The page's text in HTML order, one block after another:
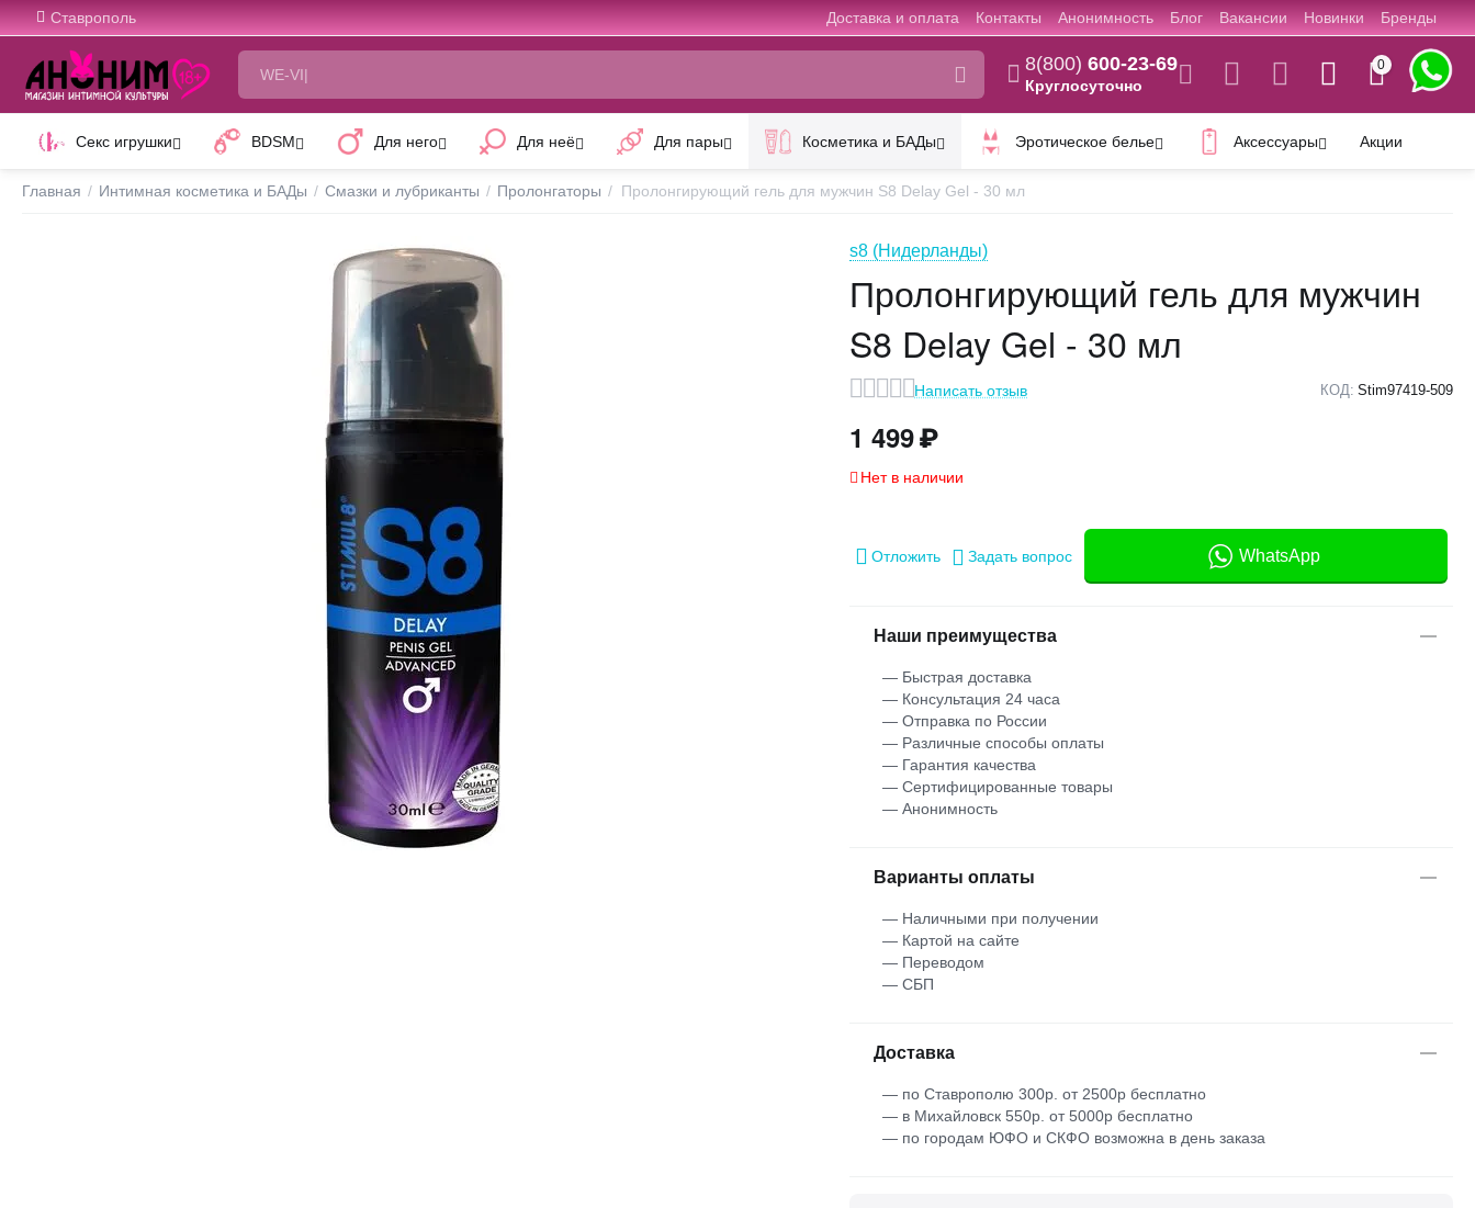
Ставрополь Доставка и оплата Контакты Анонимность Блог Вакансии Новинки Бренды
8(800) 600-23-69
Круглосуточно
0
Секс игрушки BDSM Для него Для неё Для пары Косметика и БАДы Эротическое белье Аксессуары Акции
Главная / Интимная косметика и БАДы / Смазки и лубриканты / Пролонгаторы / Пролонгирующий гель для мужчин S8 Delay Gel - 30 мл
s8 (Нидерланды)
Пролонгирующий гель для мужчин
S8 Delay Gel - 30 мл
Написать отзыв КОД: Stim97419-509
1 499₽
Нет в наличии
Отложить Задать вопрос WhatsApp
Наши преимущества
— Быстрая доставка
— Консультация 24 часа
— Отправка по России
— Различные способы оплаты
— Гарантия качества
— Сертифицированные товары
— Анонимность
Варианты оплаты
— Наличными при получении
— Картой на сайте
— Переводом
— СБП
Доставка
— по Ставрополю 300р. от 2500р бесплатно
— в Михайловск 550р. от 5000р бесплатно
— по городам ЮФО и СКФО возможна в день заказа